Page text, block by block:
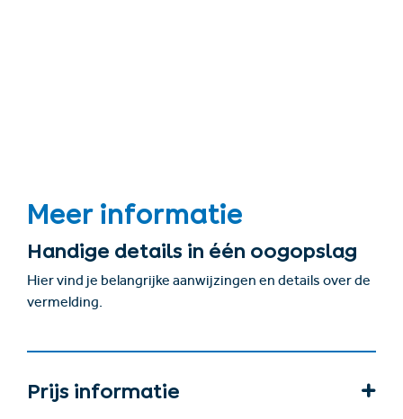
Meer informatie
Handige details in één oogopslag
Hier vind je belangrijke aanwijzingen en details over de
vermelding.
Prijs informatie